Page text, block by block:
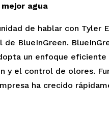
agua
de hablar con Tyler
BlueInGreen.
un enfoque eficiente
y el control de olores.
ha crecido